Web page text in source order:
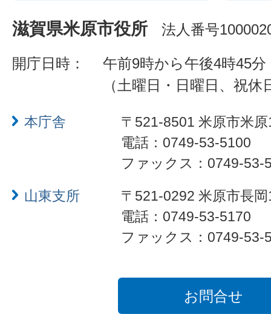
滋賀県米原市役所 法人番号
開庁日時：
午前9時から午後4時45分
（土曜日・日曜日、祝
本庁舎
〒521-8501 米原市米
電話：0749-53-5100
ファックス：0749-53-
山東支所
〒521-0292 米原市長
電話：0749-53-5170
ファックス：0749-53-
お問合せ